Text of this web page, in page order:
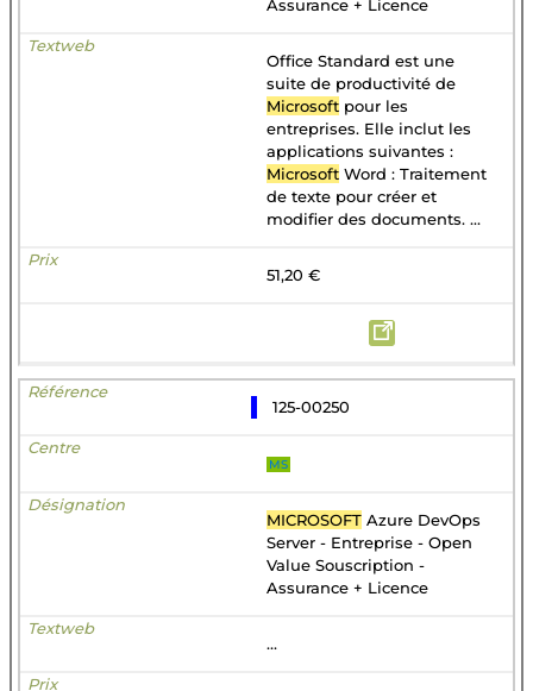
Assurance + Licence
Office Standard est une
suite de productivité de
Microsoft pour les
entreprises. Elle inclut les
applications suivantes :
Microsoft Word : Traitement
de texte pour créer et
modifier des documents. ...
51,20 €
125-00250
MS
MICROSOFT Azure DevOps
Server - Entreprise - Open
Value Souscription -
Assurance + Licence
...